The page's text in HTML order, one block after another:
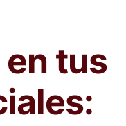
tus